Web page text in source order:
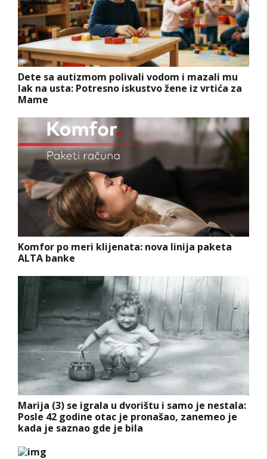
Dete sa autizmom polivali vodom i mazali mu
lak na usta: Potresno iskustvo žene iz vrtića za
Mame
Komfor po meri klijenata: nova linija paketa
ALTA banke
Marija (3) se igrala u dvorištu i samo je nestala:
Posle 42 godine otac je pronašao, zanemeo je
kada je saznao gde je bila